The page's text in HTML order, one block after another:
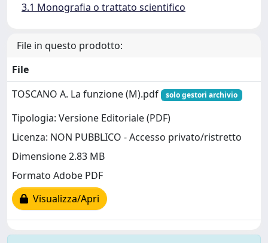
3.1 Monografia o trattato scientifico
File in questo prodotto:
File
TOSCANO A. La funzione (M).pdf
solo gestori archivio
Tipologia: Versione Editoriale (PDF)
Licenza: NON PUBBLICO - Accesso privato/ristretto
Dimensione 2.83 MB
Formato Adobe PDF
Visualizza/Apri